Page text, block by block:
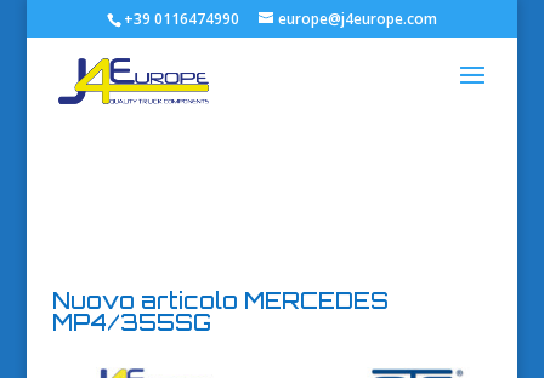
+39 0116474990 europe@j4europe.com
Nuovo articolo MERCEDES
MP4/355SG